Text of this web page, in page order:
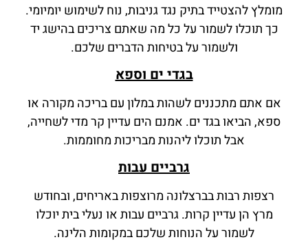
מומלץ להצטייד בתיק נגד גניבות, נוח לשימוש יומיומי.
כך תוכלו לשמור על כל מה שאתם צריכים בהישג יד
ולשמור על בטיחות הדברים שלכם.
בגדי ים וספא
אם אתם מתכננים לשהות במלון עם בריכה מקורה או
ספא, הביאו בגד ים. אמנם הים עדיין קר מדי לשחייה,
אבל תוכלו ליהנות מבריכות מחוממות.
גרביים עבות
רצפות רבות בברצלונה מרוצפות באריחים, ובחודש
מרץ הן עדיין קרות. גרביים עבות או נעלי בית יוכלו
לשמור על הנוחות שלכם במקומות הלינה.